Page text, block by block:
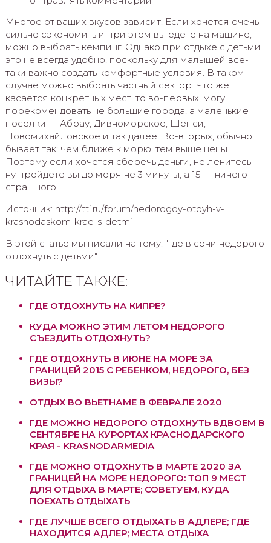
Многое от ваших вкусов зависит. Если хочется очень
сильно сэкономить и при этом вы едете на машине,
можно выбрать кемпинг. Однако при отдыхе с детьми
это не всегда удобно, поскольку для малышей все-
таки важно создать комфортные условия. В таком
случае можно выбрать частный сектор. Что же
касается конкретных мест, то во-первых, могу
порекомендовать не большие города, а маленькие
поселки — Абрау, Дивноморское, Шепси,
Новомихайловское и так далее. Во-вторых, обычно
бывает так: чем ближе к морю, тем выше цены.
Поэтому если хочется сберечь деньги, не ленитесь —
ну пройдете вы до моря не 3 минуты, а 15 — ничего
страшного!
Источник: http://tti.ru/forum/nedorogoy-otdyh-v-
krasnodaskom-krae-s-detmi
В этой статье мы писали на тему: "где в сочи недорого
отдохнуть с детьми".
ЧИТАЙТЕ ТАКЖЕ:
ГДЕ ОТДОХНУТЬ НА КИПРЕ?
КУДА МОЖНО ЭТИМ ЛЕТОМ НЕДОРОГО
СЪЕЗДИТЬ ОТДОХНУТЬ?
ГДЕ ОТДОХНУТЬ В ИЮНЕ НА МОРЕ ЗА
ГРАНИЦЕЙ 2015 С РЕБЕНКОМ, НЕДОРОГО, БЕЗ
ВИЗЫ?
ОТДЫХ ВО ВЬЕТНАМЕ В ФЕВРАЛЕ 2020
ГДЕ МОЖНО НЕДОРОГО ОТДОХНУТЬ ВДВОЕМ В
СЕНТЯБРЕ НА КУРОРТАХ КРАСНОДАРСКОГО
КРАЯ - KRASNODARMEDIA
ГДЕ МОЖНО ОТДОХНУТЬ В МАРТЕ 2020 ЗА
ГРАНИЦЕЙ НА МОРЕ НЕДОРОГО: ТОП 9 МЕСТ
ДЛЯ ОТДЫХА В МАРТЕ; СОВЕТУЕМ, КУДА
ПОЕХАТЬ ОТДЫХАТЬ
ГДЕ ЛУЧШЕ ВСЕГО ОТДЫХАТЬ В АДЛЕРЕ; ГДЕ
НАХОДИТСЯ АДЛЕР; МЕСТА ОТДЫХА